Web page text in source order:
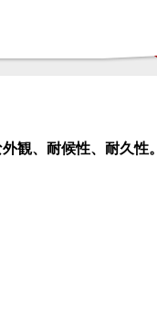
観、耐候性、耐久性。